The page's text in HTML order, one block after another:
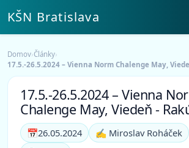
KŠN Bratislava
Domov›Články›
17.5.-26.5.2024 – Vienna Norm Chalenge May,
17.5.-26.5.2024 – Vienna
Chalenge May, Viedeň -
📅26.05.2024 ✍️ Miroslav Roháček